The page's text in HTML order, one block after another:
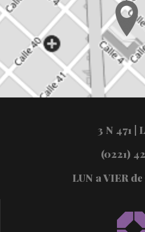
3 N 471 |
(0221)
LUN a VIER